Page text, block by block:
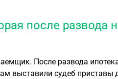
после развода
После развода
выставили судеб приставы